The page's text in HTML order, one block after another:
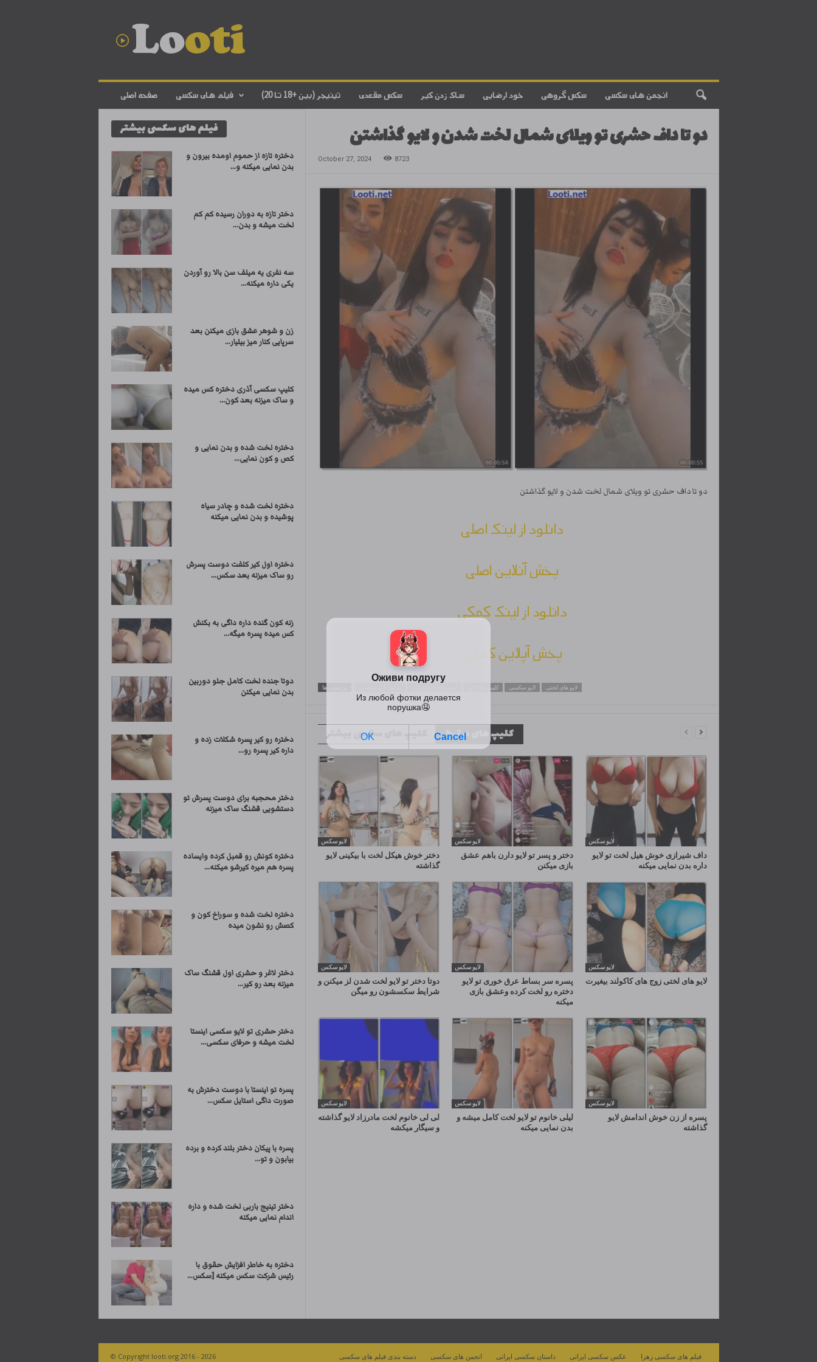
صفحه اصلی فیلم های سکسی تینیجر (بین +18 تا 20) سکس مقعدی ساک زدن کیر خود ارضایی سکس گروهی انجمن های سکسی
دو تا داف حشری تو ویلای شمال لخت شدن و لایو گذاشتن
October 27, 2024 8723
دو تا داف حشری تو ویلای شمال لخت شدن و لایو گذاشتن
دانلود از لینک اصلی
پخش آنلاین اصلی
دانلود از لینک کمکی
پخش آپلاین کمکی
برچسب ها کلیپ های لایو لایو سکسی لایو های لختی
کلیپ های مرتبط کلیپ های سکسی بیشتر
لایو سکس
دختر خوش هیکل لخت با بیکینی لایو
گذاشته
لایو سکس
دختر و پسر تو لایو دارن باهم عشق
بازی میکنن
لایو سکس
داف شیرازی خوش هیل لخت تو لایو
داره بدن نمایی میکنه
لایو سکس
دوتا دختر تو لایو لخت شدن لز میکنن و
شرایط سکسشون رو میگن
لایو سکس
پسره سر بساط عرق خوری تو لایو
دختره رو لخت کرده وعشق بازی
میکنه
لایو سکس
لایو های لختی زوج های کاکولند بیغیرت
لایو سکس
لی لی خانوم لخت مادرزاد لایو گذاشته
و سیگار میکشه
لایو سکس
لیلی خانوم تو لایو لخت کامل میشه و
بدن نمایی میکنه
لایو سکس
پسره از زن خوش اندامش لایو
گذاشته
فیلم های سکسی بیشتر
دختره تازه از حموم اومده بیرون و
بدن نمایی میکنه و...
دختر تازه به دوران رسیده کم کم
لخت میشه و بدن...
سه نفری یه میلف سن بالا رو آوردن
یکی داره میکنه...
زن و شوهر عشق بازی میکنن بعد
سرپایی کنار میز بیلیار...
کلیپ سکسی آذری دختره کس میده
و ساک میزنه بعد کون...
دختره لخت شده و بدن نمایی و
کص و کون نمایی...
دختره لخت شده و چادر سیاه
پوشیده و بدن نمایی میکنه
دختره اول کیر کلفت دوست پسرش
رو ساک میزنه بعد سکس...
زنه کون گنده داره داگی به بکنش
کس میده پسره میگه...
دوتا جنده لخت کامل جلو دوربین
بدن نمایی میکنن
دختره رو کیر پسره شکلات زده و
داره کیر پسره رو...
دختر محجبه برای دوست پسرش تو
دستشویی قشنگ ساک میزنه
دختره کونش رو قمبل کرده وایساده
پسره هم میره کیرشو میکنه...
دختره لخت شده و سوراخ کون و
کصش رو نشون میده
دختر لاغر و حشری اول قشنگ ساک
میزنه بعد رو کیر...
دختر حشری تو لایو سکسی اینستا
لخت میشه و حرفای سکسی...
پسره تو اینستا با دوست دخترش به
صورت داگی استایل سکس...
پسره با پیکان دختر بلند کرده و برده
بیابون و تو...
دختر تینیج باربی لخت شده و داره
اندام نمایی میکنه
دختره به خاطر افزایش حقوق با
رئیس شرکت سکس میکنه [سکس...
دسته بندی فیلم های سکسی انجمن های سکسی داستان سکسی ایرانی عکس سکسی ایرانی فیلم های سکسی زهرا © Copyright looti.org 2016 - 2026